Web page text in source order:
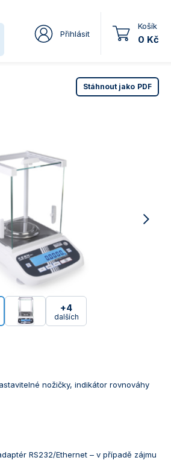
Přihlásit
Košík
0 Kč
Stáhnout jako PDF
+4
dalších
nožičky, indikátor rovnováhy
RS232/Ethernet – v případě zájmu